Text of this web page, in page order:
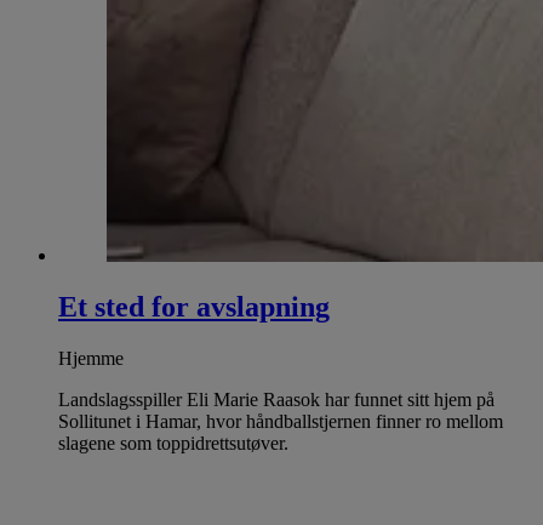
Et sted for avslapning
Hjemme
Landslagsspiller Eli Marie Raasok har funnet sitt hjem på
Sollitunet i Hamar, hvor håndballstjernen finner ro mellom
slagene som toppidrettsutøver.